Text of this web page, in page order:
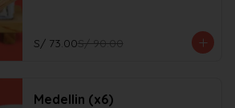
S/ 73.00S/ 90.00
Medellin (x6)